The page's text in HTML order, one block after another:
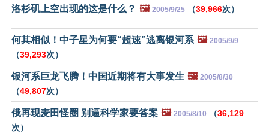
洛杉矶上空出现的这是什么？ 🖼️ 2005/9/25 （39,966次）
何其相似！中子星为何要“超速”逃离银河系 🖼️ 2005/9/9
（39,293次）
银河系巨龙飞腾！中国近期将有大事发生 🖼️ 2005/8/30
（49,807次）
俄再现麦田怪圈 别逼科学家要答案 🖼️ 2005/8/10 （36,129
次）